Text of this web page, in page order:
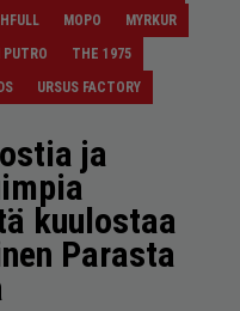
MOPO
MYRKUR
PUTRO
THE 1975
URSUS FACTORY
ja
kuulostaa
Parasta